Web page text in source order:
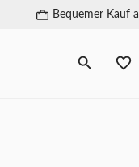
Bequemer Kauf